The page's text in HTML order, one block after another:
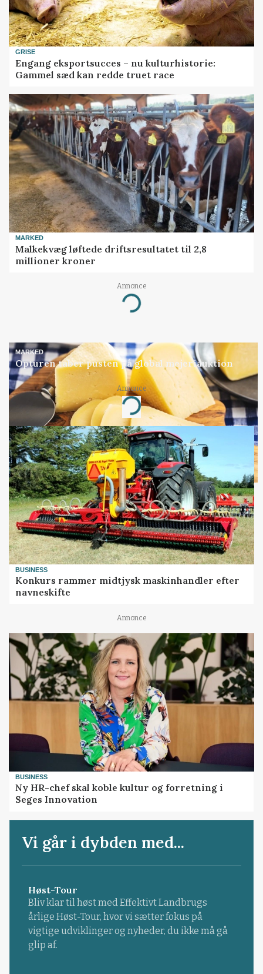
GRISE
Engang eksportsucces – nu kulturhistorie:
Gammel sæd kan redde truet race
MARKED
Malkekvæg løftede driftsresultatet til 2,8
millioner kroner
Annonce
Loading...
MARKED
Opturen taber pusten på global mejeriauktion
Annonce
Loading...
BUSINESS
Konkurs rammer midtjysk maskinhandler efter
navneskifte
Annonce
BUSINESS
Ny HR-chef skal koble kultur og forretning i
Seges Innovation
Vi går i dybden med...
Høst-Tour
Bliv klar til høst med Effektivt Landbrugs
årlige Høst-Tour, hvor vi sætter fokus på
vigtige udviklinger og nyheder, du ikke må gå
glip af.